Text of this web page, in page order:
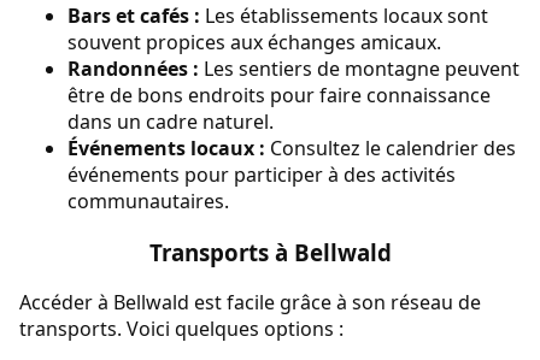
Bars et cafés : Les établissements locaux sont
souvent propices aux échanges amicaux.
Randonnées : Les sentiers de montagne peuvent
être de bons endroits pour faire connaissance
dans un cadre naturel.
Événements locaux : Consultez le calendrier des
événements pour participer à des activités
communautaires.
Transports à Bellwald
Accéder à Bellwald est facile grâce à son réseau de
transports. Voici quelques options :